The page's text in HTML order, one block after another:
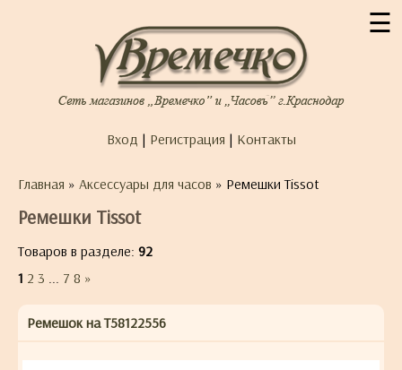
☰
Вход | Регистрация | Контакты
Главная » Аксессуары для часов » Ремешки Tissot
Ремешки Tissot
Товаров в разделе: 92
1 2 3 7 8 »
Ремешок на T58122556